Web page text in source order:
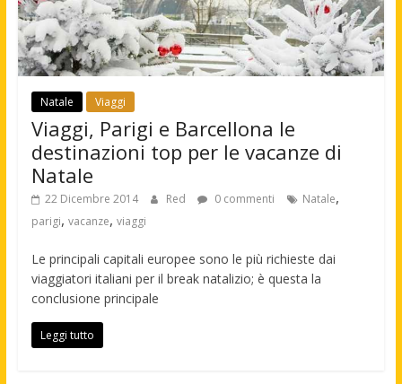
Natale Viaggi
Viaggi, Parigi e Barcellona le
destinazioni top per le vacanze di
Natale
22 Dicembre 2014 Red 0 commenti Natale,
parigi, vacanze, viaggi
Le principali capitali europee sono le più richieste dai
viaggiatori italiani per il break natalizio; è questa la
conclusione principale
Leggi tutto